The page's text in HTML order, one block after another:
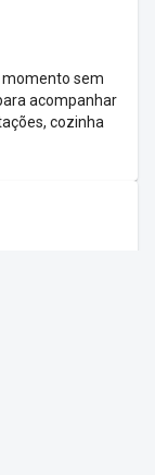
momento sem
acompanhar
cozinha